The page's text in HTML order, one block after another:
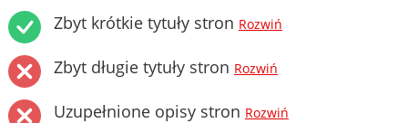
Zbyt krótkie tytuły stron Rozwiń
Zbyt długie tytuły stron Rozwiń
Uzupełnione opisy stron Rozwiń